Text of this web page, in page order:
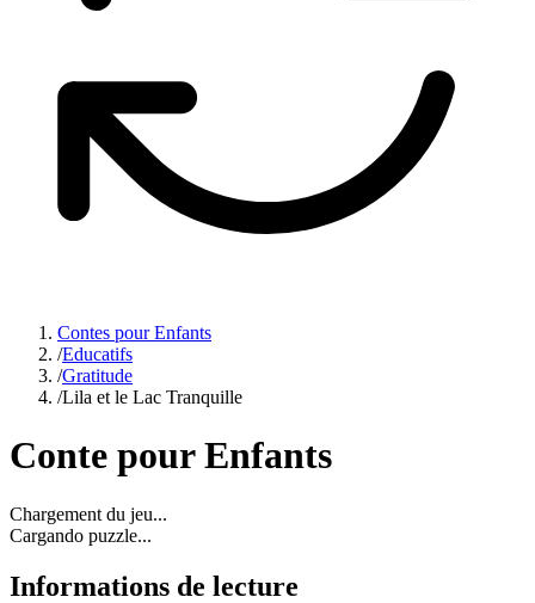
Contes pour Enfants
/Educatifs
/Gratitude
/Lila et le Lac Tranquille
Conte pour Enfants
Chargement du jeu...
Cargando puzzle...
Informations de lecture